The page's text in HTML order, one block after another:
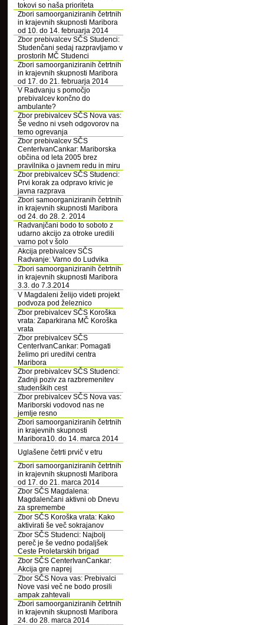
tokovi so naša prioriteta
Zbori samoorganiziranih četrtnih
in krajevnih skupnosti Maribora
od 10. do 14. februarja 2014
Zbor prebivalcev SČS Studenci:
Studenčani sedaj razpravljamo v
prostorih MČ Studenci
Zbori samoorganiziranih četrtnih
in krajevnih skupnosti Maribora
od 17. do 21. februarja 2014
V Radvanju s pomočjo
prebivalcev končno do
ambulante?
Zbor prebivalcev SČS Nova vas:
Še vedno ni vseh odgovorov na
temo ogrevanja
Zbor prebivalcev SČS
CenterIvanCankar: Mariborska
občina od leta 2005 brez
pravilnika o javnem redu in miru
Zbor prebivalcev SČS Studenci:
Prvi korak za odpravo krivic je
javna razprava
Zbori samoorganiziranih četrtnih
in krajevnih skupnosti Maribora
od 24. do 28. 2. 2014
Radvanjčani bodo to soboto z
udarno akcijo za otroke uredili
varno pot v šolo
Akcija prebivalcev SČS
Radvanje: Varno do Ludvika
Zbori samoorganiziranih četrtnih
in krajevnih skupnosti Maribora
3.3. do 7.3.2014
V Magdaleni želijo videti projekt
podvoza pod železnico
Zbor prebivalcev SČS Koroška
vrata: Zaparkirana MČ Koroška
vrata
Zbor prebivalcev SČS
CenterIvanCankar: Pomagati
želimo pri ureditvi centra
Maribora
Zbor prebivalcev SČS Studenci:
Zadnji poziv za razbremenitev
studenških cest
Zbor prebivalcev SČS Nova vas:
Mariborski vodovod nas ne
jemlje resno
Zbori samoorganiziranih četrtnih
in krajevnih skupnosti
Maribora10. do 14. marca 2014
Uglašene četrti prvič v etru
Zbori samoorganiziranih četrtnih
in krajevnih skupnosti Maribora
od 17. do 21. marca 2014
Zbor SČS Magdalena:
Magdalenčani aktivni ob Dnevu
za spremembe
Zbor SČS Koroška vrata: Kako
aktivirati še več sokrajanov
Zbor SČS Studenci: Najbolj
pereč je še vedno podaljšek
Ceste Proletarskih brigad
Zbor SČS CenterIvanCankar:
Akcija gre naprej
Zbor SČS Nova vas: Prebivalci
Nove vasi več ne bodo prosili
ampak zahtevali
Zbori samoorganiziranih četrtnih
in krajevnih skupnosti Maribora
24. do 28. marca 2014